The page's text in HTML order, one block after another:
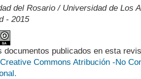
del Rosario / Universidad de Los
- 2015
documentos publicados en esta
Commons Atribución -No